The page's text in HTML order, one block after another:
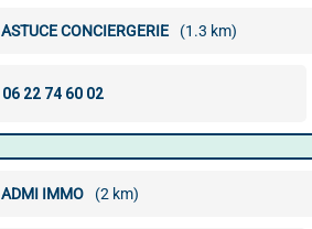
ASTUCE CONCIERGERIE (1.3 km)
ADMI IMMO (2 km)